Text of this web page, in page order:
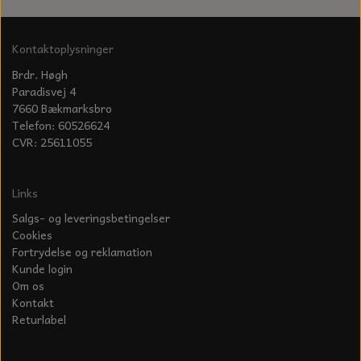
Kontaktoplysninger
Brdr. Høgh
Paradisvej 4
7660 Bækmarksbro
Telefon: 60526624
CVR: 25611055
Links
Salgs- og leveringsbetingelser
Cookies
Fortrydelse og reklamation
Kunde login
Om os
Kontakt
Returlabel